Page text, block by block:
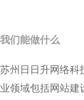
我们能做什么
苏州日日升网络科
业领域包括网站建